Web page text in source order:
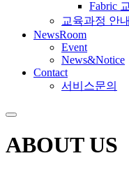
Fabric
교육과정 안내
NewsRoom
Event
News&Notice
Contact
서비스문의
ABOUT US